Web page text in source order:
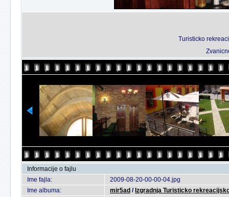
Turisticko
Informacije o fajlu
Ime fajla:
2009-08-20-00-00-04.jpg
Ime albuma:
mir5ad / Izgradnja Turisticko